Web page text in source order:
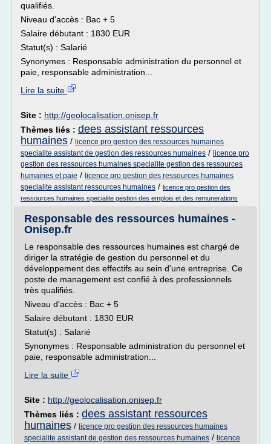
qualifiés.
Niveau d'accès : Bac + 5
Salaire débutant : 1830 EUR
Statut(s) : Salarié
Synonymes : Responsable administration du personnel et
paie, responsable administration...
Lire la suite
Site : http://geolocalisation.onisep.fr
Thèmes liés : dees assistant ressources
humaines / licence pro gestion des ressources humaines
specialite assistant de gestion des ressources humaines / licence pro
gestion des ressources humaines specialite gestion des ressources
humaines et paie / licence pro gestion des ressources humaines
specialite assistant ressources humaines / licence pro gestion des
ressources humaines specialite gestion des emplois et des remunerations
Responsable des ressources humaines -
Onisep.fr
Le responsable des ressources humaines est chargé de
diriger la stratégie de gestion du personnel et du
développement des effectifs au sein d'une entreprise. Ce
poste de management est confié à des professionnels
très qualifiés.
Niveau d'accès : Bac + 5
Salaire débutant : 1830 EUR
Statut(s) : Salarié
Synonymes : Responsable administration du personnel et
paie, responsable administration...
Lire la suite
Site : http://geolocalisation.onisep.fr
Thèmes liés : dees assistant ressources
humaines / licence pro gestion des ressources humaines
specialite assistant de gestion des ressources humaines / licence